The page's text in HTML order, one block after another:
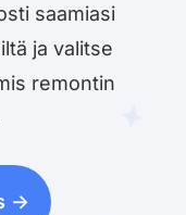
saamiasi
ja valitse
remontin
->